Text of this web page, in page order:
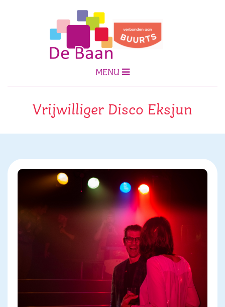
MENU
Vrijwilliger Disco Eksjun